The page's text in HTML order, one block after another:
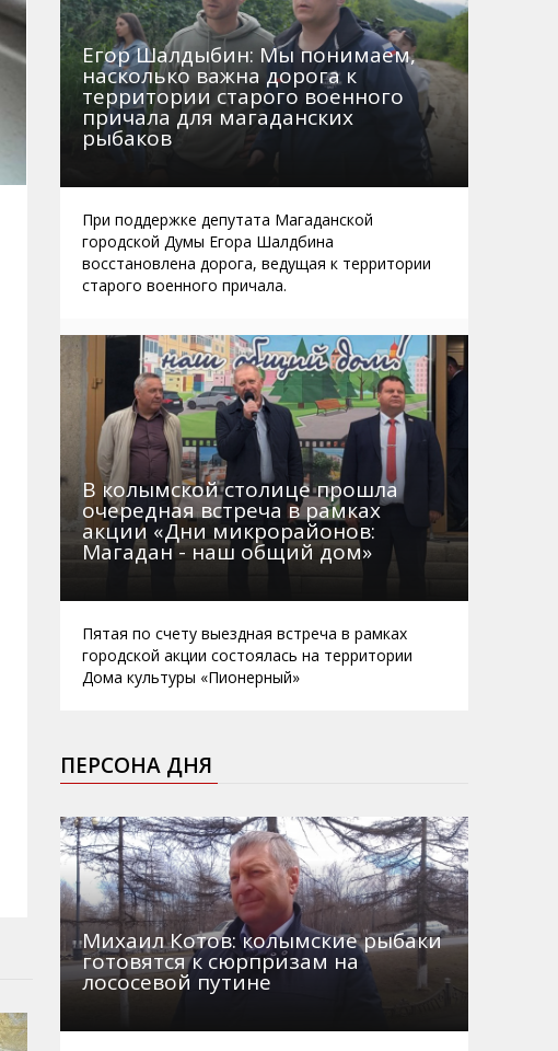
Егор Шалдыбин: Мы понимаем,
насколько важна дорога к
территории старого военного
причала для магаданских
рыбаков
При поддержке депутата Магаданской
городской Думы Егора Шалдбина
восстановлена дорога, ведущая к территории
старого военного причала.
В колымской столице прошла
очередная встреча в рамках
акции «Дни микрорайонов:
Магадан - наш общий дом»
Пятая по счету выездная встреча в рамках
городской акции состоялась на территории
Дома культуры «Пионерный»
ПЕРСОНА ДНЯ
Михаил Котов: колымские рыбаки
готовятся к сюрпризам на
лососевой путине